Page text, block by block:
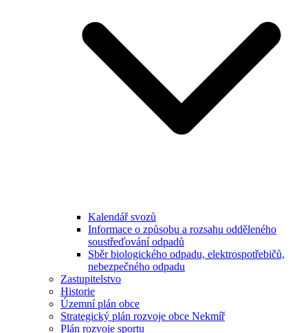
Kalendář svozů
Informace o způsobu a rozsahu odděleného
soustřeďování odpadů
Sběr biologického odpadu, elektrospotřebičů,
nebezpečného odpadu
Zastupitelstvo
Historie
Územní plán obce
Strategický plán rozvoje obce Nekmíř
Plán rozvoje sportu